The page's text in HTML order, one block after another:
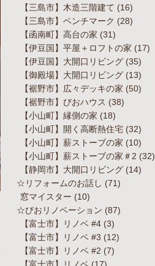
【三島市】木造三階建て (16)
【三島市】ベンチマーク (28)
【函南町】高台の家 (31)
【伊豆国】平屋＋ロフトの家 (17)
【伊豆国】大開口リビング (35)
【御殿場】大開口リビング (13)
【裾野市】広々デッキの家 (50)
【裾野市】びおハウス (38)
【小山町】縁側の家 (18)
【小山町】開く高断熱住宅 (32)
【小山町】薪ストーブの家 (10)
【小山町】薪ストーブの家＃2 (32)
【静岡市】大開口リビング (14)
☆リフォームのお話し (71)
窓マイスター (10)
☆びおリノベーション (87)
【富士市】リノベ #4 (3)
【富士市】リノベ #3 (12)
【富士市】リノベ #2 (7)